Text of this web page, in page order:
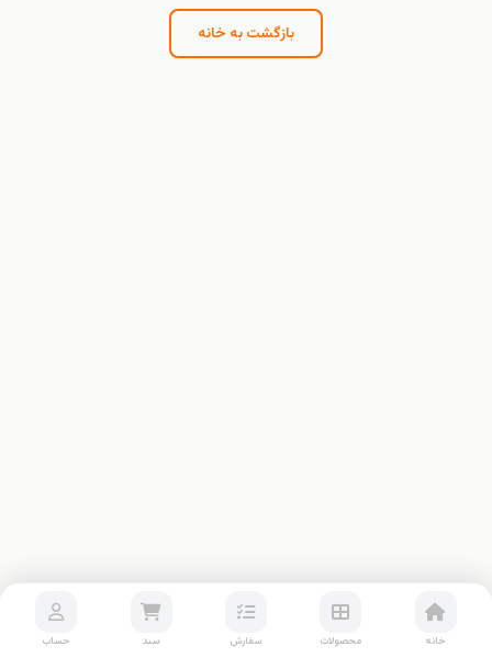
بازگشت به خانه
خانه محصولات سفارش سبد حساب